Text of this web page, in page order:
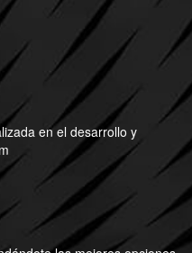
en el desarrollo y